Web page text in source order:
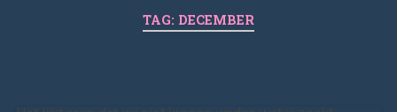
TAG: DECEMBER